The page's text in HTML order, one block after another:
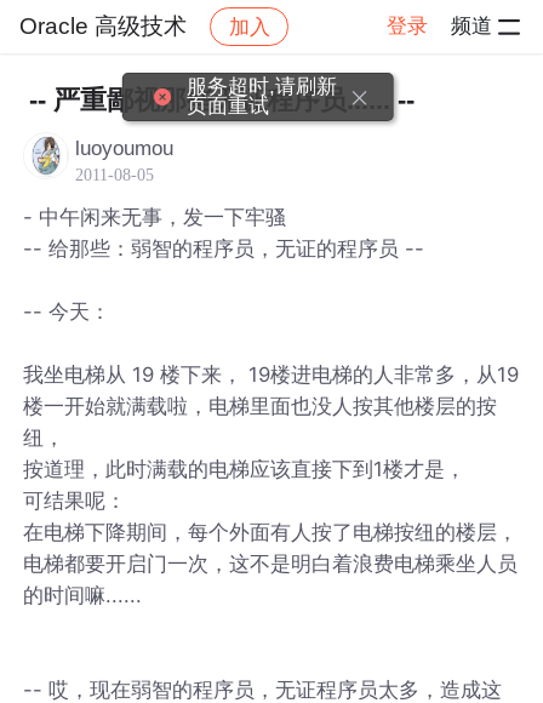
Oracle 高级技术 加入 登录 频道
社区 Oracle 高级技术 帖子详情
-- 严重鄙视那些无证程序员...... --
luoyoumou
2011-08-05
- 中午闲来无事，发一下牢骚
-- 给那些：弱智的程序员，无证的程序员 --
-- 今天：
我坐电梯从 19 楼下来， 19楼进电梯的人非常多，从19
楼一开始就满载啦，电梯里面也没人按其他楼层的按
纽，
按道理，此时满载的电梯应该直接下到1楼才是，
可结果呢：
在电梯下降期间，每个外面有人按了电梯按纽的楼层，
电梯都要开启门一次，这不是明白着浪费电梯乘坐人员
的时间嘛......
-- 哎，现在弱智的程序员，无证程序员太多，造成这
服务超时,请刷新
页面重试